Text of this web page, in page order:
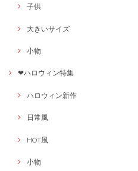
子供
大きいサイズ
小物
❤ハロウィン特集
ハロウィン新作
日常風
HOT風
小物